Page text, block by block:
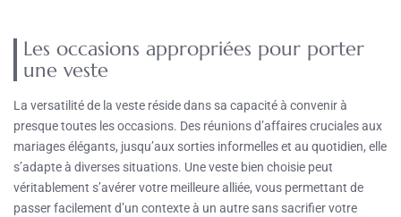
Les occasions appropriées pour porter
une veste
La versatilité de la veste réside dans sa capacité à convenir à
presque toutes les occasions. Des réunions d’affaires cruciales aux
mariages élégants, jusqu’aux sorties informelles et au quotidien, elle
s’adapte à diverses situations. Une veste bien choisie peut
véritablement s’avérer votre meilleure alliée, vous permettant de
passer facilement d’un contexte à un autre sans sacrifier votre